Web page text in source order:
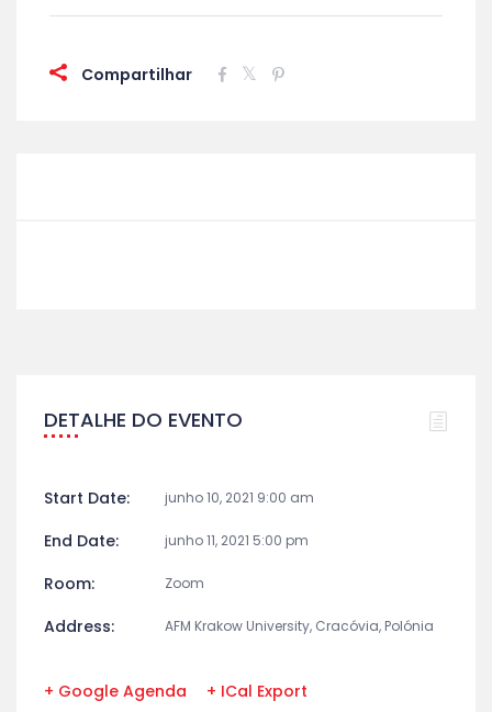
Compartilhar
DETALHE DO EVENTO
Start Date: junho 10, 2021 9:00 am
End Date: junho 11, 2021 5:00 pm
Room: Zoom
Address: AFM Krakow University, Cracóvia, Polónia
+ Google Agenda + ICal Export